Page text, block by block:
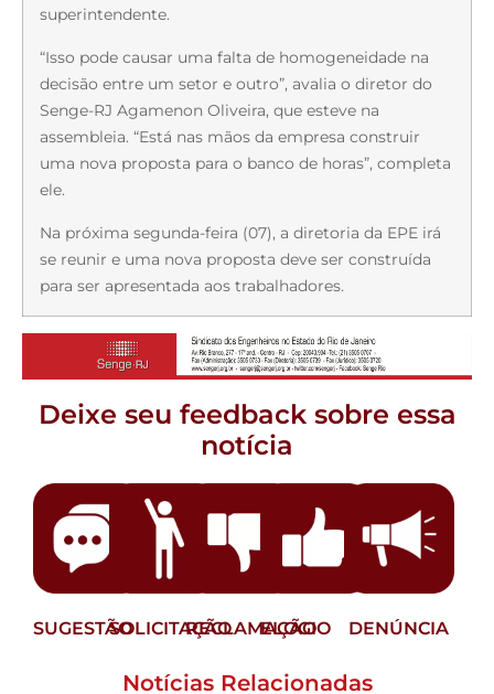
superintendente.
“Isso pode causar uma falta de homogeneidade na
decisão entre um setor e outro”, avalia o diretor do
Senge-RJ Agamenon Oliveira, que esteve na
assembleia. “Está nas mãos da empresa construir
uma nova proposta para o banco de horas”, completa
ele.
Na próxima segunda-feira (07), a diretoria da EPE irá
se reunir e uma nova proposta deve ser construída
para ser apresentada aos trabalhadores.
Deixe seu feedback sobre essa
notícia
SUGESTÃOSOLICITAÇÃORECLAMAÇÃO
ELOGIO DENÚNCIA
Notícias Relacionadas